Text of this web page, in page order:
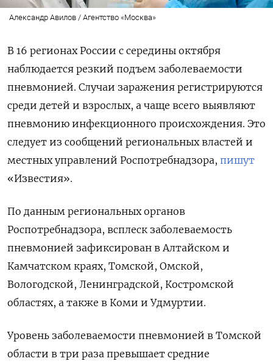
Александр Авилов / Агентство «Москва»
В 16 регионах России с середины октября
наблюдается резкий подъем заболеваемости
пневмонией. Случаи заражения регистрируются
среди детей и взрослых, а чаще всего выявляют
пневмонию инфекционного происхождения. Это
следует из сообщений региональных властей и
местных управлений Роспотребнадзора, пишут
«Известия».
По данным региональных органов
Роспотребнадзора, всплеск заболеваемость
пневмонией зафиксирован в Алтайском и
Камчатском краях, Томской, Омской,
Вологодской, Ленинградской, Костромской
областях, а также в Коми и Удмуртии.
Уровень заболеваемости пневмонией в Томской
области в три раза превышает средние